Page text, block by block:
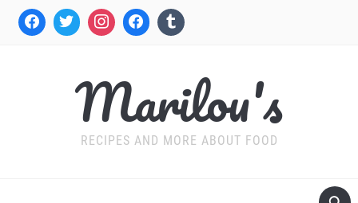
Marilou's
RECIPES AND MORE ABOUT FOOD